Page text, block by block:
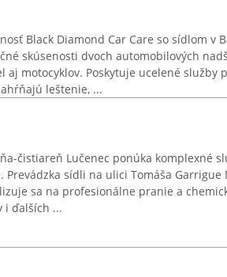
Black Diamond Car Care so sídlom v
skúsenosti dvoch automobilových
aj motocyklov. Poskytuje ucelené služby
leštenie, ...
čistiareň Lučenec ponúka komplexné
Prevádzka sídli na ulici Tomáša Garrigue
sa na profesionálne pranie a
i ďalších ...